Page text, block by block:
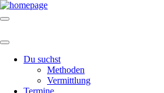
Du suchst
Methoden
Vermittlung